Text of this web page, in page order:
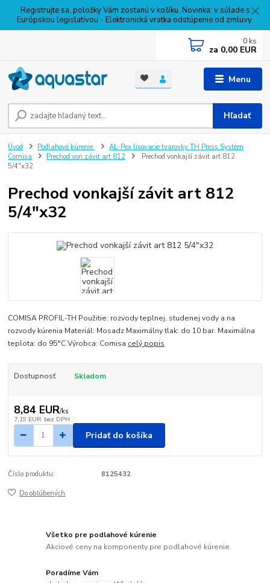
Registrujte sa, položky Vám zostanú v košíku. Novinka: v súlade s
Európskou legislatívou - Elektronická vratka odstúpenie od zmluvy.
Menu
Hľadať
0 ks
za 0,00 EUR
Úvod Podlahové kúrenie
AL-Pex lisovacie tvarovky TH Press Systém
Comisa
Prechod von závit art 812
Prechod vonkajší závit art 812
5/4"x32
Prechod vonkajší závit art 812
5/4"x32
COMISA PROFIL-TH Použitie: rozvody teplnej, studenej vody a na
rozvody kúrenia Materiál: Mosadz Maximálny tlak: do 10 bar. Maximálna
teplota: do 95°C Výrobca: Comisa celý popis
Dostupnosť Skladom
8,84 EUR/ks
7,19 EUR bez DPH
Pridať do košíka
Číslo produktu: 8125432
Do obľúbených
Všetko pre podlahové kúrenie
Akciové ceny na komponenty pre podlahové kúrenie.
Poradíme Vám